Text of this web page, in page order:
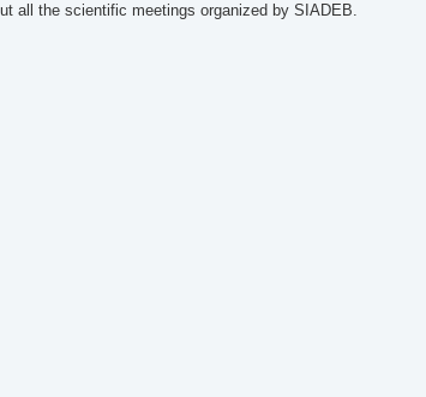
all the scientific meetings organized by SIADEB.